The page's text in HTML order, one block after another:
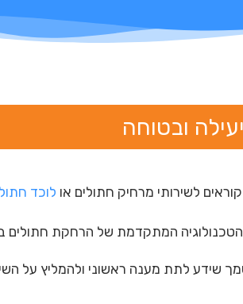
ובטוחה
לשירותי מרחיק חתולים או לוכד
המתקדמת של הרחקת חתולים
שידע לתת מענה ראשוני ולהמליץ על